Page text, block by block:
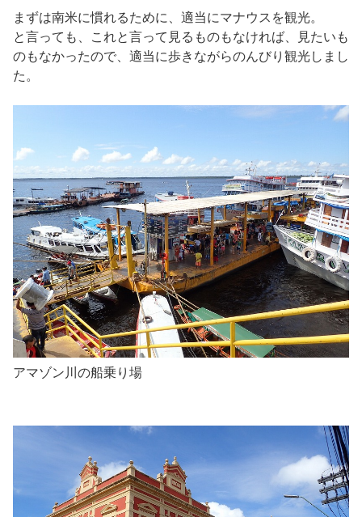
まずは南米に慣れるために、適当にマナウスを観光。
と言っても、これと言って見るものもなければ、見たいも
のもなかったので、適当に歩きながらのんびり観光しまし
た。
アマゾン川の船乗り場